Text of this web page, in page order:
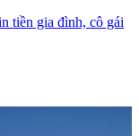
tiền gia đình, cô gái